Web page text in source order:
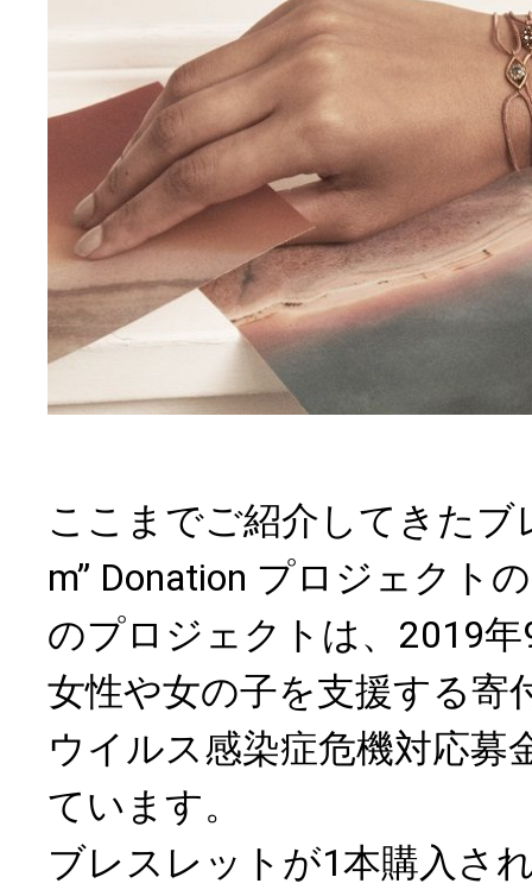
ここまでご紹介してきたブ
m” Donation プロジェクト
のプロジェクトは、2019
女性や女の子を支援する寄
ウイルス感染症危機対応募
ています。
ブレスレットが1本購入さ